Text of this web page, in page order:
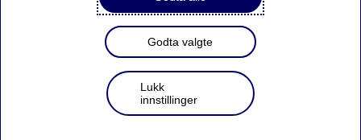
Godta valgte
Lukk
innstillinger